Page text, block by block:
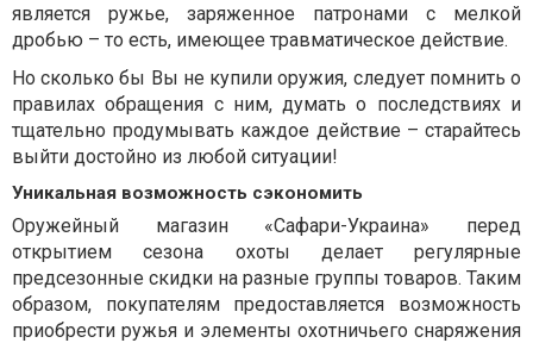
является ружье, заряженное патронами с мелкой
дробью – то есть, имеющее травматическое действие.
Но сколько бы Вы не купили оружия, следует помнить о
правилах обращения с ним, думать о последствиях и
тщательно продумывать каждое действие – старайтесь
выйти достойно из любой ситуации!
Уникальная возможность сэкономить
Оружейный магазин «Сафари-Украина» перед
открытием сезона охоты делает регулярные
предсезонные скидки на разные группы товаров. Таким
образом, покупателям предоставляется возможность
приобрести ружья и элементы охотничьего снаряжения